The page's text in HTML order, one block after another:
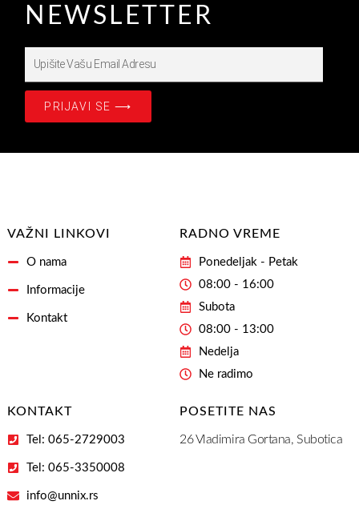
NEWSLETTER
Email
PRIJAVI SE ⟶
VAŽNI LINKOVI
O nama
Informacije
Kontakt
RADNO VREME
Ponedeljak - Petak
08:00 - 16:00
Subota
08:00 - 13:00
Nedelja
Ne radimo
KONTAKT
Tel: 065-2729003
Tel: 065-3350008
info@unnix.rs
POSETITE NAS
26 Vladimira Gortana, Subotica